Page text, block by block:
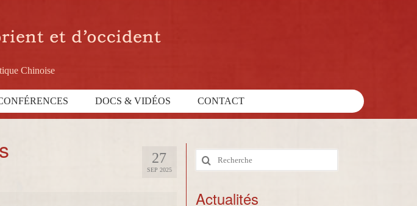
Chinoise
DOCS & VIDÉOS CONTACT
27
SEP 2025
Rechercher
:
Actualités